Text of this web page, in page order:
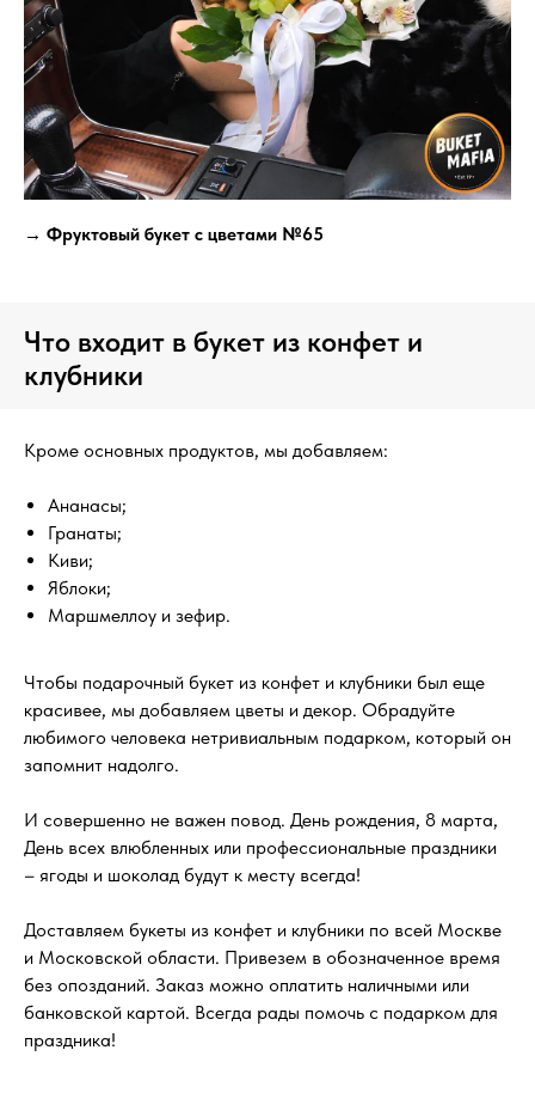
→ Фруктовый букет с цветами №65
Что входит в букет из конфет и
клубники
Кроме основных продуктов, мы добавляем:
Ананасы;
Гранаты;
Киви;
Яблоки;
Маршмеллоу и зефир.
Чтобы подарочный букет из конфет и клубники был еще
красивее, мы добавляем цветы и декор. Обрадуйте
любимого человека нетривиальным подарком, который он
запомнит надолго.
И совершенно не важен повод. День рождения, 8 марта,
День всех влюбленных или профессиональные праздники
– ягоды и шоколад будут к месту всегда!
Доставляем букеты из конфет и клубники по всей Москве
и Московской области. Привезем в обозначенное время
без опозданий. Заказ можно оплатить наличными или
банковской картой. Всегда рады помочь с подарком для
праздника!